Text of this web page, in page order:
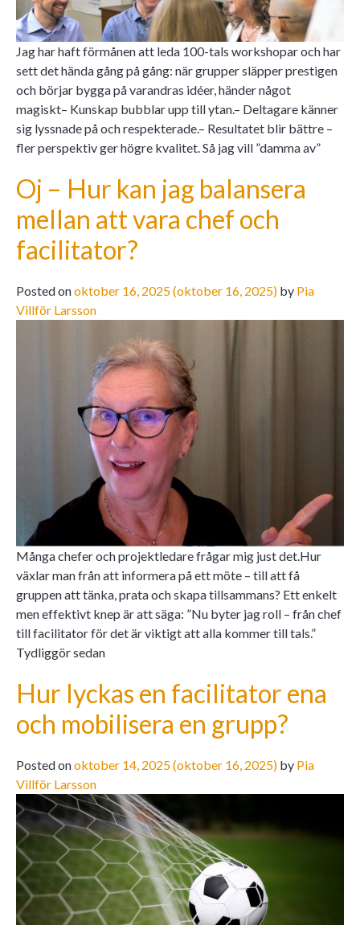
Jag har haft förmånen att leda 100-tals workshopar och har
sett det hända gång på gång: när grupper släpper prestigen
och börjar bygga på varandras idéer, händer något
magiskt– Kunskap bubblar upp till ytan.– Deltagare känner
sig lyssnade på och respekterade.– Resultatet blir bättre –
fler perspektiv ger högre kvalitet. Så jag vill ”damma av”
Oj – Hur kan jag balansera
mellan att vara chef och
facilitator?
Posted onoktober 16, 2025(oktober 16, 2025) by Pia
Villför Larsson
Många chefer och projektledare frågar mig just det.Hur
växlar man från att informera på ett möte – till att få
gruppen att tänka, prata och skapa tillsammans? Ett enkelt
men effektivt knep är att säga: ”Nu byter jag roll – från chef
till facilitator för det är viktigt att alla kommer till tals.”
Tydliggör sedan
Hur lyckas en facilitator ena
och mobilisera en grupp?
Posted onoktober 14, 2025(oktober 16, 2025) by Pia
Villför Larsson